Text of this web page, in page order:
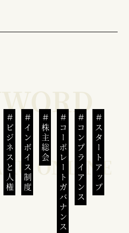
ビジネスと人権インボイス制度 株主総会 コーポレートガバナンスコンプライアンススタートアップ